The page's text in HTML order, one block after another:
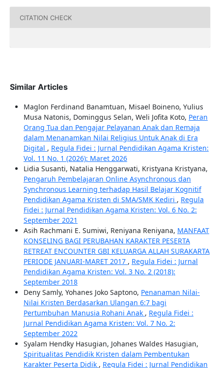
CITATION CHECK
Similar Articles
Maglon Ferdinand Banamtuan, Misael Boineno, Yulius
Musa Natonis, Dominggus Selan, Weli Jofita Koto, Peran
Orang Tua dan Pengajar Pelayanan Anak dan Remaja
dalam Menanamkan Nilai Religius Untuk Anak di Era
Digital , Regula Fidei : Jurnal Pendidikan Agama Kristen:
Vol. 11 No. 1 (2026): Maret 2026
Lidia Susanti, Natalia Henggarwati, Kristyana Kristyana,
Pengaruh Pembelajaran Online Asynchronous dan
Synchronous Learning terhadap Hasil Belajar Kognitif
Pendidikan Agama Kristen di SMA/SMK Kediri , Regula
Fidei : Jurnal Pendidikan Agama Kristen: Vol. 6 No. 2:
September 2021
Asih Rachmani E. Sumiwi, Reniyana Reniyana, MANFAAT
KONSELING BAGI PERUBAHAN KARAKTER PESERTA
RETREAT ENCOUNTER GBI KELUARGA ALLAH SURAKARTA
PERIODE JANUARI-MARET 2017 , Regula Fidei : Jurnal
Pendidikan Agama Kristen: Vol. 3 No. 2 (2018):
September 2018
Deny Samly, Yohanes Joko Saptono, Penanaman Nilai-
Nilai Kristen Berdasarkan Ulangan 6:7 bagi
Pertumbuhan Manusia Rohani Anak , Regula Fidei :
Jurnal Pendidikan Agama Kristen: Vol. 7 No. 2:
September 2022
Syalam Hendky Hasugian, Johanes Waldes Hasugian,
Spiritualitas Pendidik Kristen dalam Pembentukan
Karakter Peserta Didik , Regula Fidei : Jurnal Pendidikan